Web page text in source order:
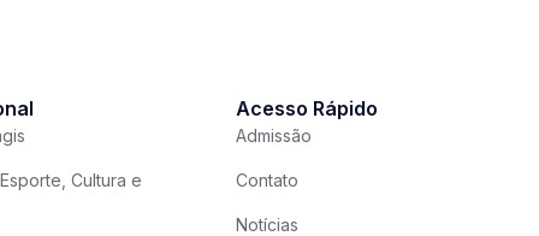
Cultura e
Acesso Rápido
Admissão
Contato
Notícias